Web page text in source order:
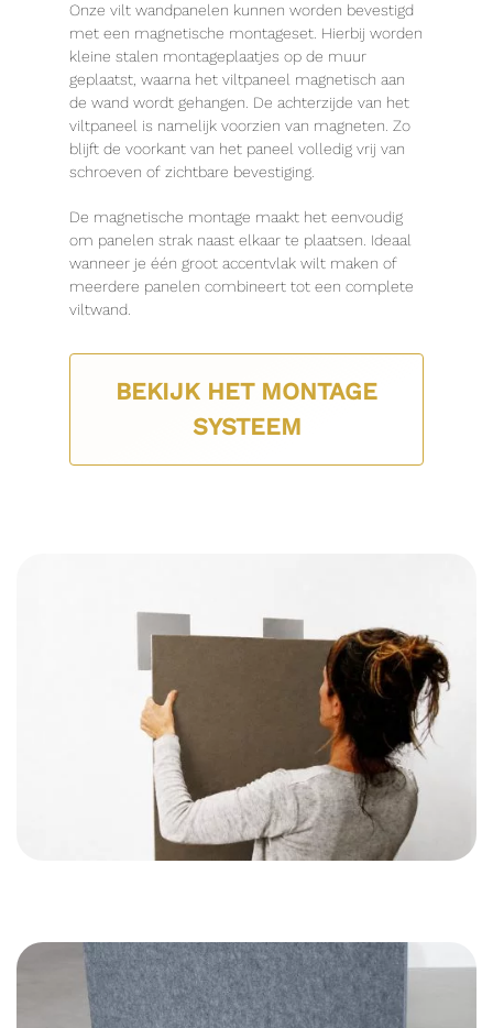
Onze vilt wandpanelen kunnen worden bevestigd
met een magnetische montageset. Hierbij worden
kleine stalen montageplaatjes op de muur
geplaatst, waarna het viltpaneel magnetisch aan
de wand wordt gehangen. De achterzijde van het
viltpaneel is namelijk voorzien van magneten. Zo
blijft de voorkant van het paneel volledig vrij van
schroeven of zichtbare bevestiging.
De magnetische montage maakt het eenvoudig
om panelen strak naast elkaar te plaatsen. Ideaal
wanneer je één groot accentvlak wilt maken of
meerdere panelen combineert tot een complete
viltwand.
BEKIJK HET MONTAGE
SYSTEEM